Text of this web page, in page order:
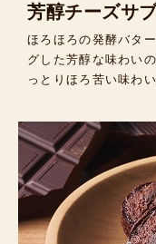
芳醇チーズサ
ほろほろの発酵バタ
グした芳醇な味わい
っとりほろ苦い味わ